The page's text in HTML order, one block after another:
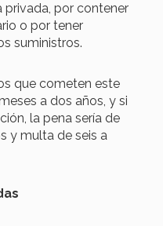
privada, por contener
o por tener
suministros.
que cometen este
a dos años, y si
la pena sería de
y multa de seis a